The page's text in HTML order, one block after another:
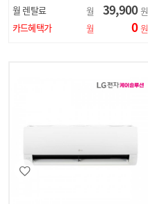
월 렌탈료 월 39,900 원
카드혜택가
월 0 원